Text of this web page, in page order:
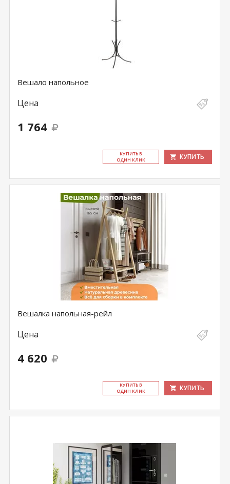
Вешало напольное
Цена
1 764
КУ­ПИТЬ В
ОДИН КЛИК
КУПИТЬ
Вешалка напольная-рейл
Цена
4 620
КУ­ПИТЬ В
ОДИН КЛИК
КУПИТЬ